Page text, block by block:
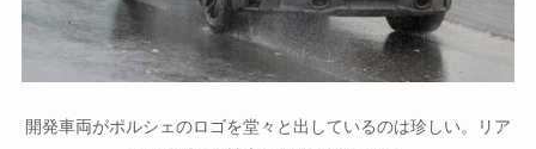
開発車両がポルシェのロゴを堂々と出しているのは珍しい。リア